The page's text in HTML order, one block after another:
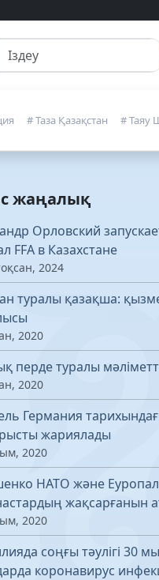
іздеу
# Таза Қазақстан # Таяу
жаңалық
Орловский
FFA в Казахстане
2024
туралы қазақша:
2020
перде туралы
2020
Германия
жариялады
2020
НАТО және
жақсарғанын
2020
соңғы тәулігі 30
коронавирус